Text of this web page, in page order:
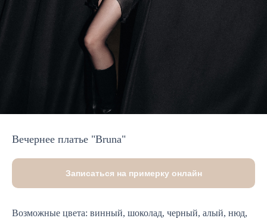
Вечернее платье "Bruna"
Записаться на примерку онлайн
Возможные цвета: винный, шоколад, черный, алый, нюд,